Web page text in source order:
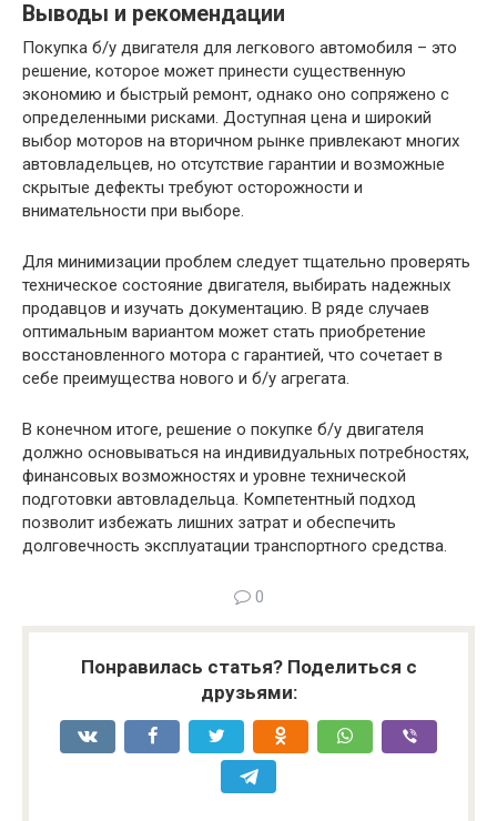
Выводы и рекомендации
Покупка б/у двигателя для легкового автомобиля – это
решение, которое может принести существенную
экономию и быстрый ремонт, однако оно сопряжено с
определенными рисками. Доступная цена и широкий
выбор моторов на вторичном рынке привлекают многих
автовладельцев, но отсутствие гарантии и возможные
скрытые дефекты требуют осторожности и
внимательности при выборе.
Для минимизации проблем следует тщательно проверять
техническое состояние двигателя, выбирать надежных
продавцов и изучать документацию. В ряде случаев
оптимальным вариантом может стать приобретение
восстановленного мотора с гарантией, что сочетает в
себе преимущества нового и б/у агрегата.
В конечном итоге, решение о покупке б/у двигателя
должно основываться на индивидуальных потребностях,
финансовых возможностях и уровне технической
подготовки автовладельца. Компетентный подход
позволит избежать лишних затрат и обеспечить
долговечность эксплуатации транспортного средства.
0
Понравилась статья? Поделиться с
друзьями: